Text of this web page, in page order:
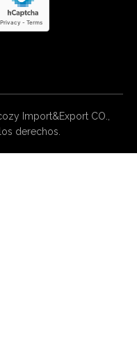
Import&Export CO.,
derechos.